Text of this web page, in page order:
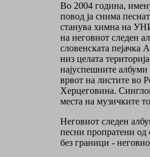
Во 2004 година,
повод ја снима
станува химна на
на неговиот следен
словенската
низ целата
најуспешните
врвот на листите во
Херцеговина.
места на музичките
Неговиот следен
песни пропратени
без граници -